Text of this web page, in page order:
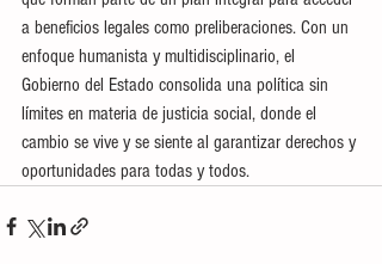
a beneficios legales como preliberaciones. Con un
enfoque humanista y multidisciplinario, el
Gobierno del Estado consolida una política sin
límites en materia de justicia social, donde el
cambio se vive y se siente al garantizar derechos y
oportunidades para todas y todos.